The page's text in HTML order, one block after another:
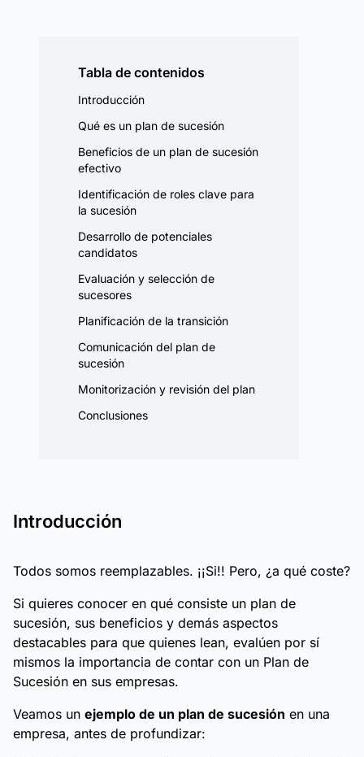
Tabla de contenidos
Introducción
Qué es un plan de sucesión
Beneficios de un plan de sucesión
efectivo
Identificación de roles clave para
la sucesión
Desarrollo de potenciales
candidatos
Evaluación y selección de
sucesores
Planificación de la transición
Comunicación del plan de
sucesión
Monitorización y revisión del plan
Conclusiones
Introducción
Todos somos reemplazables. ¡¡Si!! Pero, ¿a qué coste?
Si quieres conocer en qué consiste un plan de
sucesión, sus beneficios y demás aspectos
destacables para que quienes lean, evalúen por sí
mismos la importancia de contar con un Plan de
Sucesión en sus empresas.
Veamos un ejemplo de un plan de sucesión en una
empresa, antes de profundizar: